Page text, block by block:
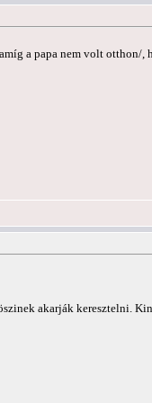
a papa nem volt otthon/,
akarják keresztelni.